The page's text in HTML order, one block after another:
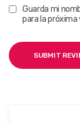
Guarda mi
para la